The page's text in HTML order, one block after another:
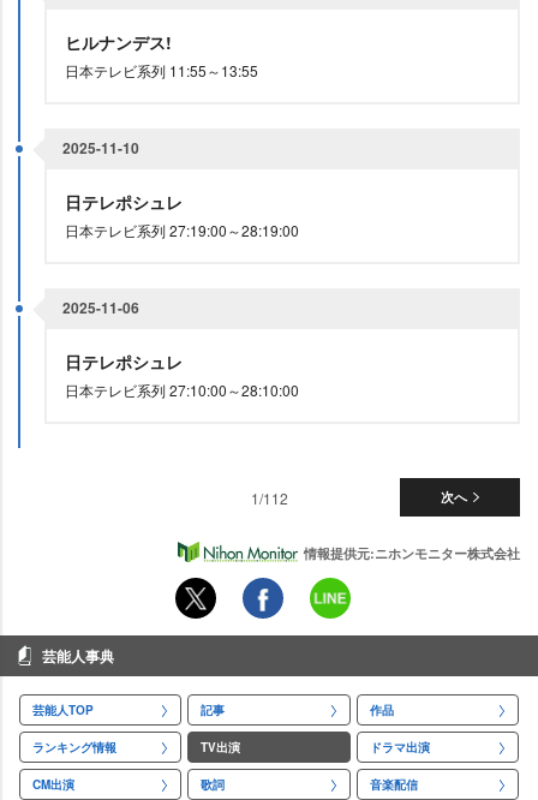
ヒルナンデス!
日本テレビ系列 11:55～13:55
2025-11-10
日テレポシュレ
日本テレビ系列 27:19:00～28:19:00
2025-11-06
日テレポシュレ
日本テレビ系列 27:10:00～28:10:00
次へ
1/112
情報提供元:ニホンモニター株式会社
芸能人事典
芸能人TOP 記事 作品
ランキング情報 TV出演 ドラマ出演
CM出演 歌詞 音楽配信